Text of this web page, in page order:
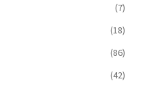
(7)
(18)
(86)
(42)